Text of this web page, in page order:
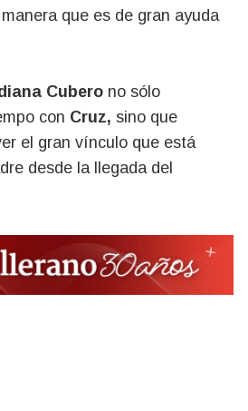
que es de gran ayuda
Cubero no sólo
con Cruz, sino que
el gran vínculo que está
desde la llegada del